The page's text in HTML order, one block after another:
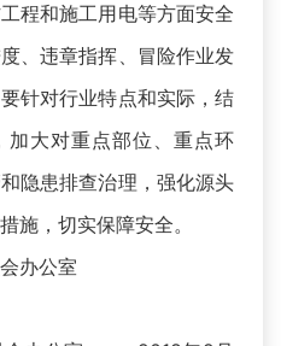
程和施工用电等方面安全
、违章指挥、冒险作业发
针对行业特点和实际，结
加大对重点部位、重点环
隐患排查治理，强化源头
施，切实保障安全。
办公室